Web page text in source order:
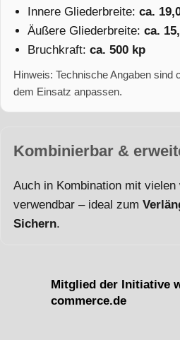
Innere Gliederbreite: ca.
Äußere Gliederbreite: ca.
Bruchkraft: ca. 500 kp
Hinweis: Technische Angaben sind
dem Einsatz anpassen.
Kombinierbar &
Auch in Kombination mit
verwendbar – ideal zum
Sichern.
Mitglied der Initiative
commerce.de